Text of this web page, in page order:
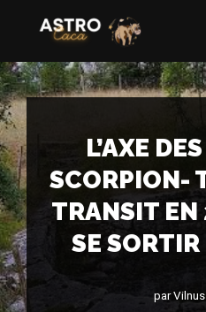
au
contenu
L’AXE
SCORPION-
TRANSIT
SE
par